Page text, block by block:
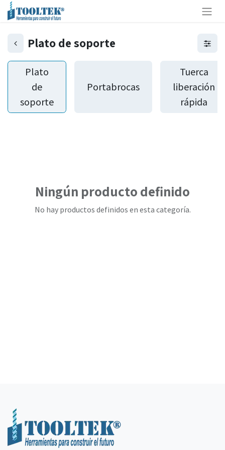
Plato de soporte
Plato
de
soporte
Portabrocas
Tuerca
liberación
rápida
Ningún producto definido
No hay productos definidos en esta categoría.